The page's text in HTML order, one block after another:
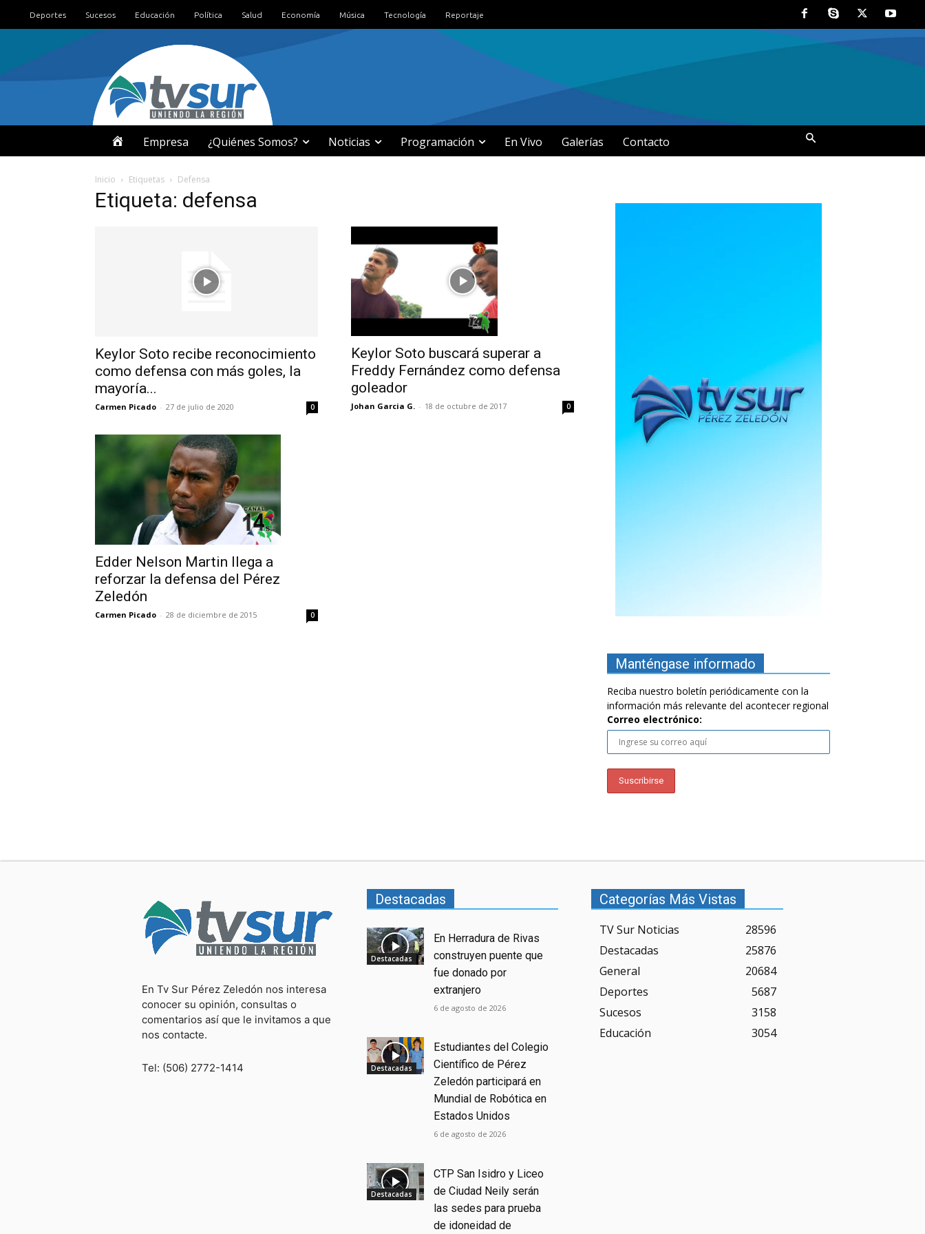
Deportes Sucesos Educación Política Salud Economía Música Tecnología Reportaje
N
I
Empresa ¿Quiénes Somos? Noticias Programación En Vivo Galerías Contacto
Inicio Etiquetas Defensa
Etiqueta: defensa
Keylor Soto recibe reconocimiento
como defensa con más goles, la
mayoría...
Carmen Picado - 27 de julio de 2020 0
Keylor Soto buscará superar a
Freddy Fernández como defensa
goleador
Johan Garcia G. - 18 de octubre de 2017 0
Edder Nelson Martin llega a
reforzar la defensa del Pérez
Zeledón
Carmen Picado - 28 de diciembre de 2015 0
Manténgase informado
Reciba nuestro boletín periódicamente con la
información más relevante del acontecer regional
Correo electrónico:
En Tv Sur Pérez Zeledón nos interesa
conocer su opinión, consultas o
comentarios así que le invitamos a que
nos contacte.
Tel: (506) 2772-1414
Destacadas
Destacadas
En Herradura de Rivas
construyen puente que
fue donado por
extranjero
6 de agosto de 2026
Destacadas
Estudiantes del Colegio
Científico de Pérez
Zeledón participará en
Mundial de Robótica en
Estados Unidos
6 de agosto de 2026
Destacadas
CTP San Isidro y Liceo
de Ciudad Neily serán
las sedes para prueba
de idoneidad de
Categorías Más Vistas
TV Sur Noticias
28596
Destacadas
25876
General
20684
Deportes
5687
Sucesos
3158
Educación
3054